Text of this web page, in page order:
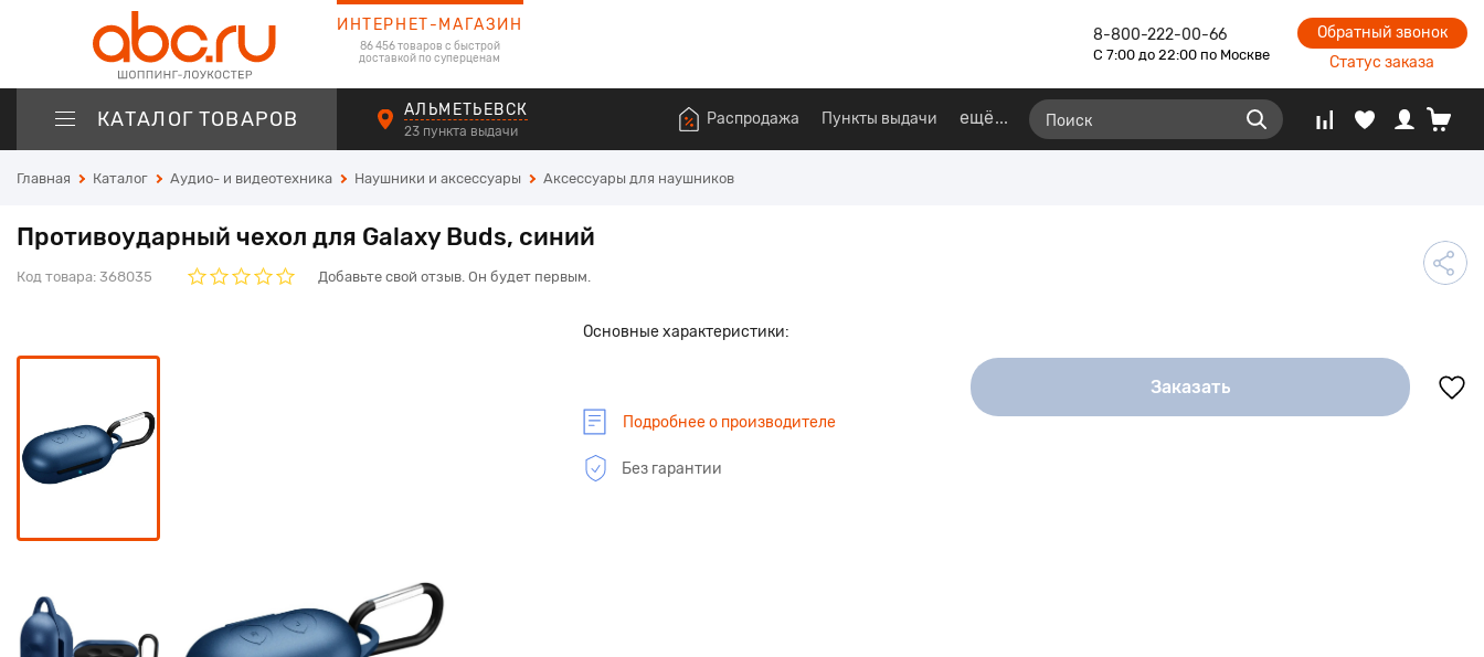
ИНТЕРНЕТ-МАГАЗИН
86 456 товаров с быстрой
доставкой по суперценам
8-800-222-00-66
С 7:00 до 22:00 по Москве
Обратный звонок
Статус заказа
КАТАЛОГ ТОВАРОВ АЛЬМЕТЬЕВСК
23 пункта выдачи
Распродажа Пункты выдачи ещё
Главная Каталог Аудио- и видеотехника Наушники и аксессуары Аксессуары для наушников
Противоударный чехол для Galaxy Buds, синий
Код товара: 368035 Добавьте свой отзыв. Он будет первым.
Основные характеристики:
Подробнее о производителе
Без гарантии
Заказать